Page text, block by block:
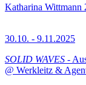
Katharina Wittmann
30.10. - 9.11.2025
SOLID WAVES -
@ Werkleitz &